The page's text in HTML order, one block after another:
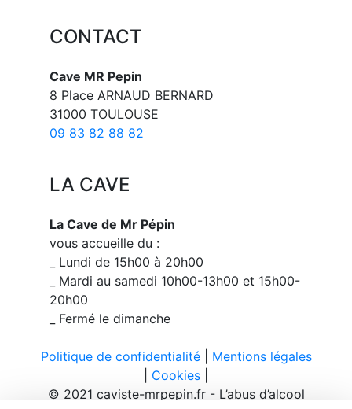
CONTACT
Cave MR Pepin
8 Place ARNAUD BERNARD
31000 TOULOUSE
09 83 82 88 82
LA CAVE
La Cave de Mr Pépin
vous accueille du :
_ Lundi de 15h00 à 20h00
_ Mardi au samedi 10h00-13h00 et 15h00-
20h00
_ Fermé le dimanche
Politique de confidentialité| Mentions légales
Cookies
© 2021 caviste-mrpepin.fr - L’abus d’alcool